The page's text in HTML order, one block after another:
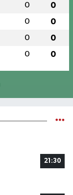
0 0
0 0
0 0
0 0
21:30